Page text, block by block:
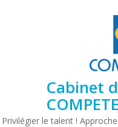
Cabinet
Privilégier le talent !